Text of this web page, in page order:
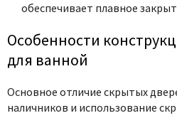
обеспечивает плавное
Особенности
для ванной
Основное отличие скрытых
наличников и использование